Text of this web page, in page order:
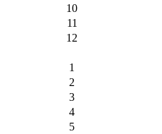
10
11
12
1
2
3
4
5